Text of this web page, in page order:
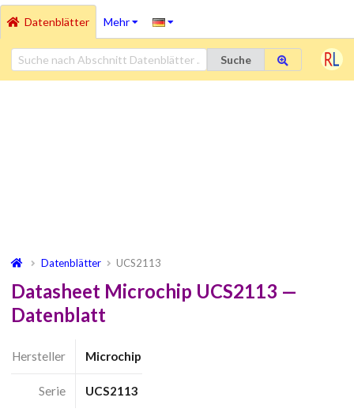
Datenblätter Mehr
Suche
Datenblätter UCS2113
Datasheet Microchip UCS2113 —
Datenblatt
Hersteller Microchip
Serie UCS2113